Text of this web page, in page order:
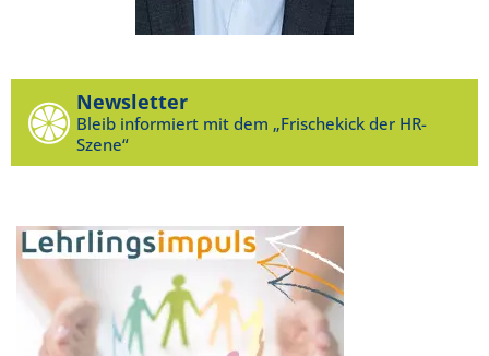
Newsletter
Bleib informiert mit dem „Frischekick der HR-
Szene“